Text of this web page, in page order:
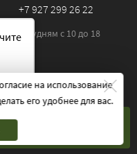
на использование
его удобнее для вас.
+7 927 299 26 22
По будням с 10 до 18